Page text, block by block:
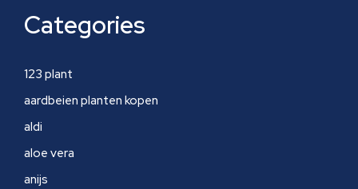
Categories
123 plant
aardbeien planten kopen
aldi
aloe vera
anijs